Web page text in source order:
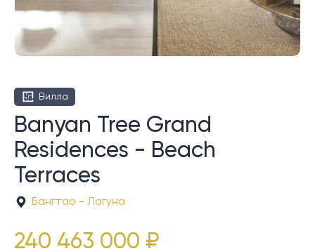
Вилла
Banyan Tree Grand
Residences - Beach
Terraces
Бангтао - Лагуна
240 463 000 ₽